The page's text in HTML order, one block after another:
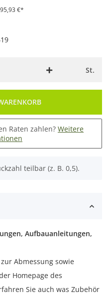
€*
St.
Raten zahlen? Weitere
teilbar (z. B. 0,5).
Aufbauanleitungen,
Abmessung sowie
Homepage des
Sie auch was Zubehör